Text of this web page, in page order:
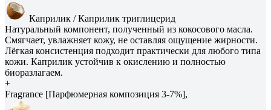
Каприлик / Каприлик триглицерид
Натуральный компонент, полученный из кокосового масла.
Смягчает, увлажняет кожу, не оставляя ощущение жирности.
Лёгкая консистенция подходит практически для любого типа
кожи. Каприлик устойчив к окислению и полностью
биоразлагаем.
+
Fragrance [Парфюмерная композиция 3-7%],